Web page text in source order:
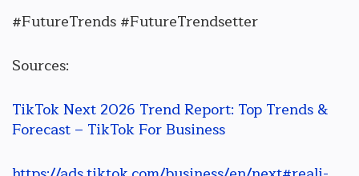
#FutureTrends #FutureTrendsetter
Sources:
TikTok Next 2026 Trend Report: Top Trends &
Forecast – TikTok For Business